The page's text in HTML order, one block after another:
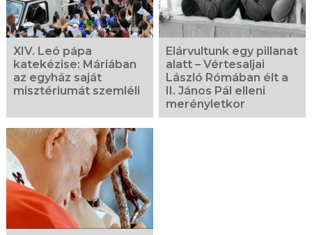
XIV. Leó pápa
katekézise: Máriában
az egyház saját
misztériumát szemléli
Elárvultunk egy pillanat
alatt – Vértesaljai
László Rómában élt a
II. János Pál elleni
merényletkor